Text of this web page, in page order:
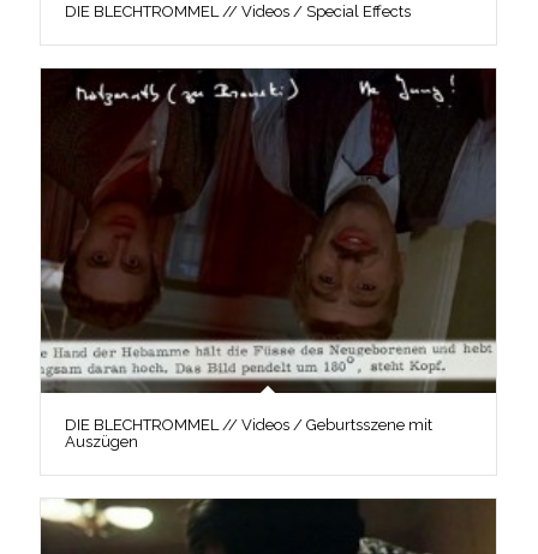
DIE BLECHTROMMEL // Videos / Special Effects
DIE BLECHTROMMEL // Videos / Geburtsszene mit
Auszügen